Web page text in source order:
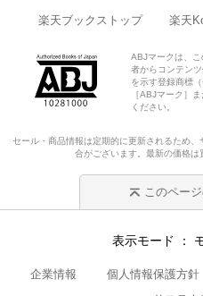
楽天ブックストップ 楽天
ABJマークは、
者からコンテン
を示す登録商標
［ABJマーク］
ください。
セール・商品情報は定期的に更新されるため
合がございます。最新の価格は
このペー
表示モード
企業情報 個人情報保護方針